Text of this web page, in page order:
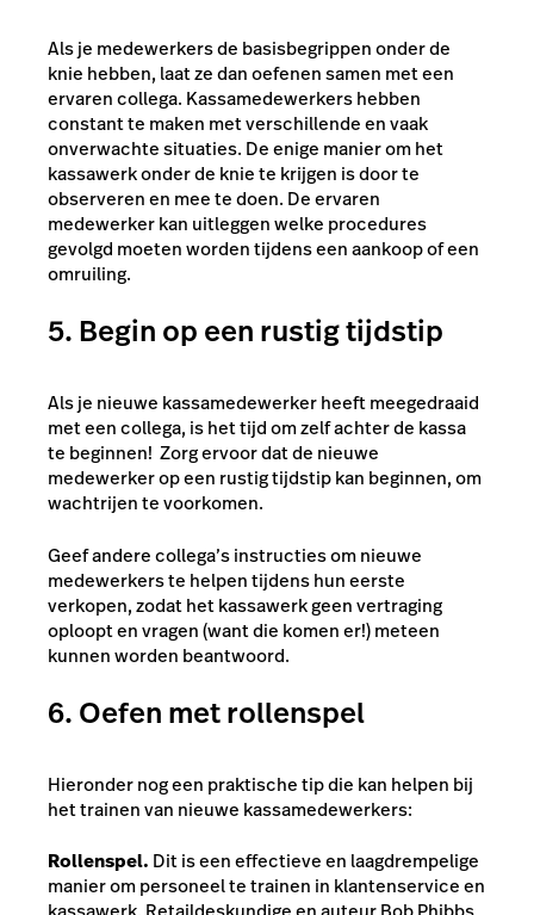
Als je medewerkers de basisbegrippen onder de
knie hebben, laat ze dan oefenen samen met een
ervaren collega. Kassamedewerkers hebben
constant te maken met verschillende en vaak
onverwachte situaties. De enige manier om het
kassawerk onder de knie te krijgen is door te
observeren en mee te doen. De ervaren
medewerker kan uitleggen welke procedures
gevolgd moeten worden tijdens een aankoop of een
omruiling.
5. Begin op een rustig tijdstip
Als je nieuwe kassamedewerker heeft meegedraaid
met een collega, is het tijd om zelf achter de kassa
te beginnen! Zorg ervoor dat de nieuwe
medewerker op een rustig tijdstip kan beginnen, om
wachtrijen te voorkomen.
Geef andere collega’s instructies om nieuwe
medewerkers te helpen tijdens hun eerste
verkopen, zodat het kassawerk geen vertraging
oploopt en vragen (want die komen er!) meteen
kunnen worden beantwoord.
6. Oefen met rollenspel
Hieronder nog een praktische tip die kan helpen bij
het trainen van nieuwe kassamedewerkers:
Rollenspel. Dit is een effectieve en laagdrempelige
manier om personeel te trainen in klantenservice en